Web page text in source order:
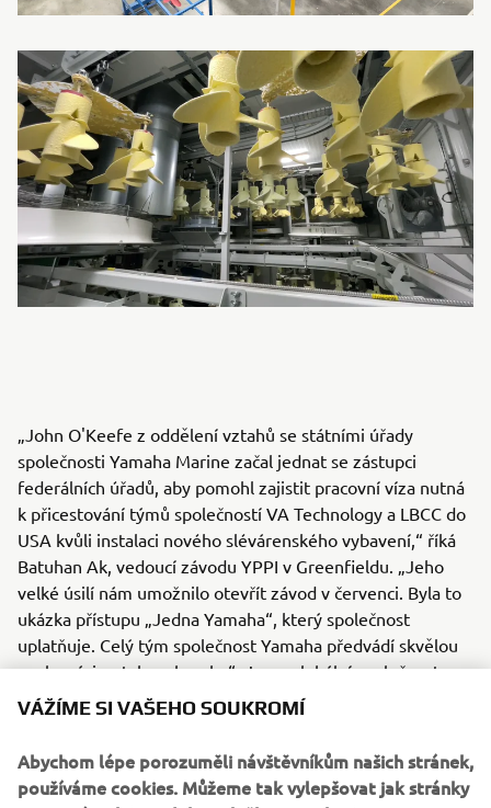
„John O'Keefe z oddělení vztahů se státními úřady
společnosti Yamaha Marine začal jednat se zástupci
federálních úřadů, aby pomohl zajistit pracovní víza nutná
k přicestování týmů společností VA Technology a LBCC do
USA kvůli instalaci nového slévárenského vybavení,“ říká
Batuhan Ak, vedoucí závodu YPPI v Greenfieldu. „Jeho
velké úsilí nám umožnilo otevřít závod v červenci. Byla to
ukázka přístupu „Jedna Yamaha“, který společnost
uplatňuje. Celý tým společnost Yamaha předvádí skvělou
spolupráci a „tah na branku“. Jsme globální společnost
s obrovskými zdroji a členové našich týmů jsou ochotni
úkol nespadá do popisu jejich každodenní práce.
Podle mého názoru je tento přístup k týmové práci jednou
VÁŽÍME SI VAŠEHO SOUKROMÍ
Abychom lépe porozuměli návštěvníkům našich stránek,
samotné, tak i produkty, služby a marketingovou
činnost.